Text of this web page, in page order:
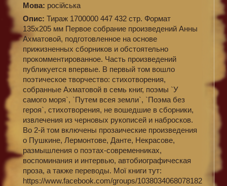
Мова: російська
Опис: Тираж 1700000 447 432 стр. Формат
135х205 мм Первое собрание произведений Анны
Ахматовой, подготовленное на основе
прижизненных сборников и обстоятельно
прокомментированное. Часть произведений
публикуется впервые. В первый том вошло
поэтическое творчество: стихотворения,
собранные Ахматовой в семь книг, поэмы `У
самого моря`, `Путем всея земли`, `Поэма без
героя`, стихотворения, не вошедшие в сборники,
извлечения из черновых рукописей и набросков.
Во 2-й том включены прозаические произведения
о Пушкине, Лермонтове, Данте, Некрасове,
размышления о поэтах-современниках,
воспоминания и интервью, автобиографическая
проза, а также переводы. Мої книги тут:
https://www.facebook.com/groups/1038034068078182